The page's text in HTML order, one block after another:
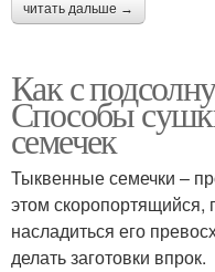
читать дальше →
Как с
Способы
семечек
Тыквенные семечки –
этом скоропортящийся,
насладиться его
делать заготовки впрок.